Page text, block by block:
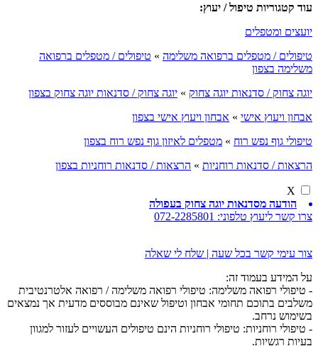
עוד קטגוריות טיפול / יעוץ:
יועצים ומטפלים
טיפולים / מטפלים ברפואה משלימה » טיפולים / מטפלים ברפואה
משלימה בצפון
יוגה צחוק / סדנאות יוגה צחוק » יוגה צחוק / סדנאות יוגה צחוק בצפון
אבחון ויעוץ אישי » אבחון ויעוץ אישי בצפון
טיפולי גוף נפש רוח » מטפלים לאיזון גוף נפש רוח בצפון
הרצאות / סדנאות רוחניות » הרצאות / סדנאות רוחניות בצפון
X
הודעה מסדנאות יוגה צחוק בעפולה
צרו קשר ליעוץ טלפוני: 072-2285801
צור עימי קשר בכל שעה | שלח לי שאלה
על המידע בעמוד זה:
- טיפולי רפואה משלימה: טיפולי רפואה משלימה / רפואה אלטרנטיבית
משלבים בתוכם תחומי אבחון וטיפול שאינם מבוססים מדעית אך נמצאים
בשימוש נרחב.
- טיפולי רוחניות: טיפולי רוחניות הינם טיפולים העשויים לעזור למגוון
בעיות רגשיות.